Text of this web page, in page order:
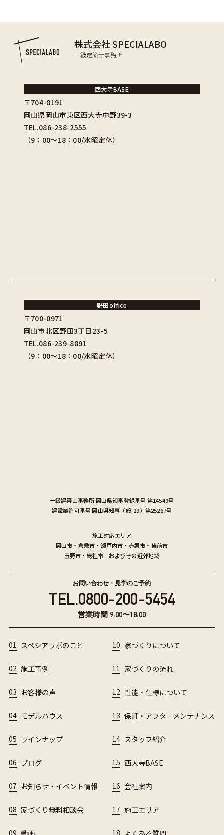
株式会社 SPECIALABO
一級建築士事務所
一級建築士事務所 岡山県知事登録番号 第14549号
建設業許可番号 岡山県知事（般-29）第25267号
施工対応エリア
岡山市 ・ 倉敷市 ・ 瀬戸内市 ・ 赤磐市 ・ 備前市
玉野市 ・ 総社市 およびその近郊地域
西大寺BASE
〒704-8191
岡山県岡山市東区西大寺中野39-3
TEL.086-238-2555
（9：00〜18：00/水曜定休）
野田office
〒700-0971
岡山市北区野田3丁目23-5
TEL.086-239-8891
（9：00〜18：00/水曜定休）
お問い合わせ・見学のご予約
TEL.0800-200-5454
営業時間 9:00〜18:00
01 スペシアラボのこと
02 施工事例
03 お客様の声
04 モデルハウス
05 ラインナップ
06 ブログ
07 お知らせ・イベント情報
08 家づくり無料相談会
10 家づくりについて
11 家づくりの流れ
12 性能・仕様について
13 保証・アフターメンテナンス
14 スタッフ紹介
15 西大寺BASE
16 会社案内
17 施工エリア